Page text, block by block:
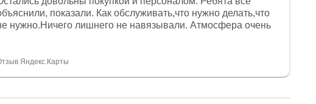
показали. Как обслуживать,что нужно делать,что
нужно.Ничего лишнего не навязывали. Атмосфера очень
спасибо Дмитрию, за клиентоориентированность и
Яндекс.Карты